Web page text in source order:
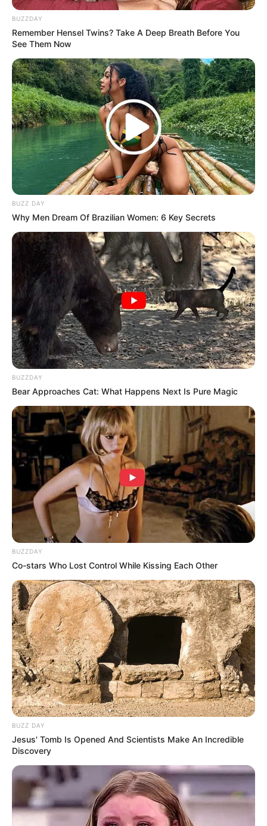
sebagai orang aktif yang dapat memecahkan
masalah, bukan orang yang memiliki banyak hal di
pangkuan mereka dan membutuhkan seseorang
untuk memecahkan masalah mereka.
Meskipun berasal dari Kanada, Mackenzie Davis berhasil
membuktikan dirinya bahwa ia juga bisa meraih kesuksesan di
Hollywood.
TAGS AKTRIS MACKENZIE DAVIS SELEBRITI MANCANEGARA
BUZZDAY
Remember Hensel Twins? Take A Deep Breath Before You
See Them Now
BUZZ DAY
Why Men Dream Of Brazilian Women: 6 Key Secrets
BUZZDAY
Bear Approaches Cat: What Happens Next Is Pure Magic
BUZZDAY
Co-stars Who Lost Control While Kissing Each Other
BUZZ DAY
Jesus' Tomb Is Opened And Scientists Make An Incredible
Discovery